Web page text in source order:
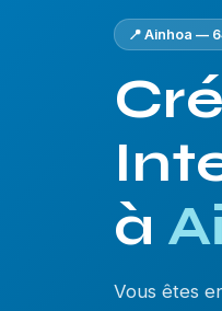
📍 Ainhoa —
à
Vous êtes